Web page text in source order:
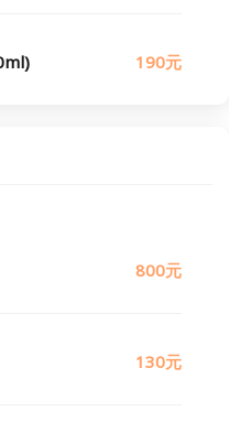
190元
800元
130元